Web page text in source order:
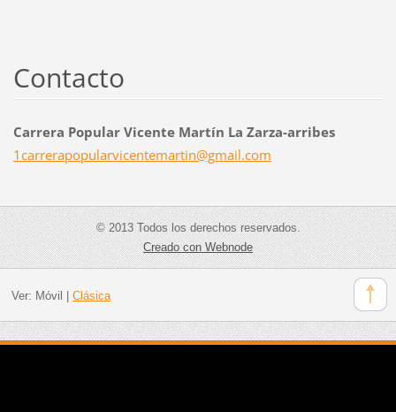
Contacto
Carrera Popular Vicente Martín La Zarza-arribes
1carrerapopularvicentemartin@gmail.com
© 2013 Todos los derechos reservados.
Creado con Webnode
Ver: Móvil Clásica